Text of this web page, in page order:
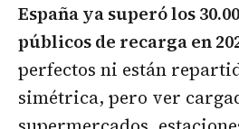
España ya superó los
públicos de recarga en
perfectos ni están
simétrica, pero ver